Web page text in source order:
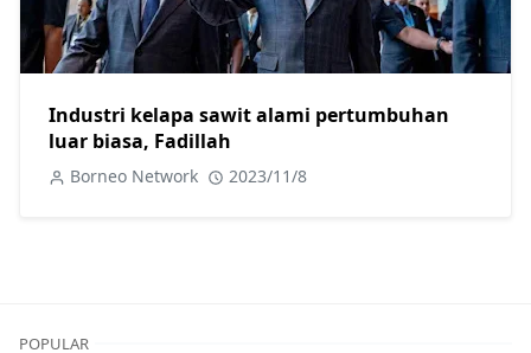
Industri kelapa sawit alami pertumbuhan
luar biasa, Fadillah
Borneo Network 2023/11/8
POPULAR